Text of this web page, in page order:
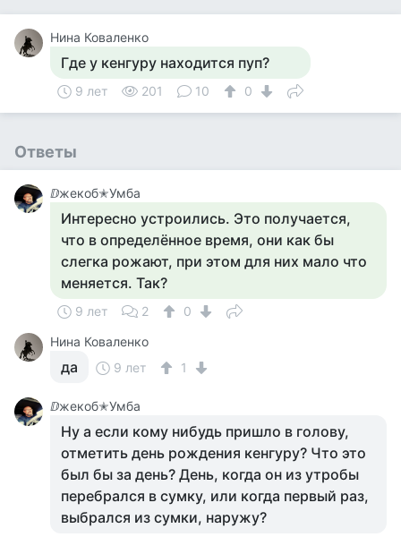
Нина Коваленко
Где у кенгуру находится пуп?
9 лет 201 10 0
Ответы
ⅅжекоб✭Умба
Интересно устроились. Это получается,
что в определённое время, они как бы
слегка рожают, при этом для них мало что
меняется. Так?
9 лет 2
0
Нина Коваленко
да 9 лет 1
ⅅжекоб✭Умба
Ну а если кому нибудь пришло в голову,
отметить день рождения кенгуру? Что это
был бы за день? День, когда он из утробы
перебрался в сумку, или когда первый раз,
выбрался из сумки, наружу?